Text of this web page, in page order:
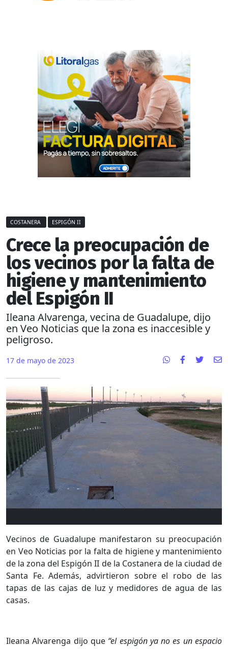
COSTANERA ESPIGÓN II
Crece la preocupación de
los vecinos por la falta de
higiene y mantenimiento
del Espigón II
Ileana Alvarenga, vecina de Guadalupe, dijo
en Veo Noticias que la zona es inaccesible y
peligroso.
17 de mayo de 2023
Vecinos de Guadalupe manifestaron su preocupación
en Veo Noticias por la falta de higiene y mantenimiento
de la zona del Espigón II de la Costanera de la ciudad de
Santa Fe. Además, advirtieron sobre el robo de las
tapas de las cajas de luz y medidores de agua de las
casas.
Ileana Alvarenga dijo que “el espigón ya no es un espacio